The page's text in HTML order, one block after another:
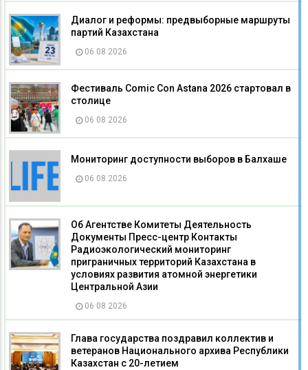
Диалог и реформы: предвыборные маршруты
партий Казахстана
06 08 2026
Фестиваль Comic Con Astana 2026 стартовал в
столице
06 08 2026
Мониторинг доступности выборов в Балхаше
06 08 2026
Об Агентстве Комитеты Деятельность
Документы Пресс-центр Контакты
Радиоэкологический мониторинг
приграничных территорий Казахстана в
условиях развития атомной энергетики
Центральной Азии
06 08 2026
Глава государства поздравил коллектив и
ветеранов Национального архива Республики
Казахстан с 20-летием